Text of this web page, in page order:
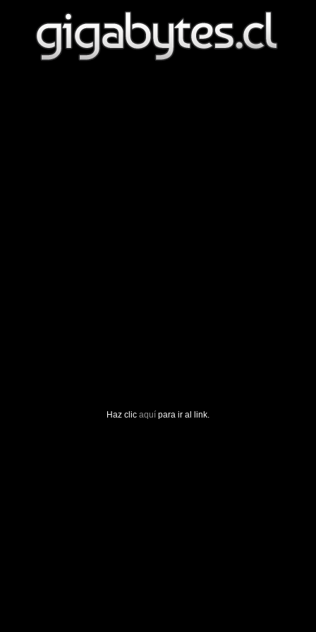
Haz clic aquí para ir al link.